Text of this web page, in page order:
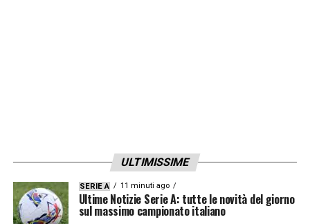
ULTIMISSIME
SERIE A 11 minuti ago
Ultime Notizie Serie A: tutte le novità del giorno
sul massimo campionato italiano